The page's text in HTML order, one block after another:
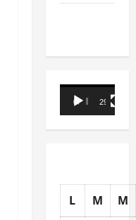
Lecteur
vidéo
00:00 29:21
L M M